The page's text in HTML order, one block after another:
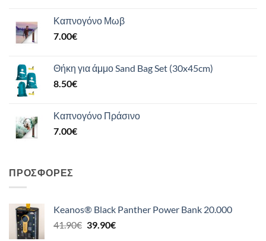
Καπνογόνο Μωβ
7.00€
Θήκη για άμμο Sand Bag Set (30x45cm)
8.50€
Καπνογόνο Πράσινο
7.00€
ΠΡΟΣΦΟΡΈΣ
Keanos® Black Panther Power Bank 20.000
41.90€ Original
39.90€Η